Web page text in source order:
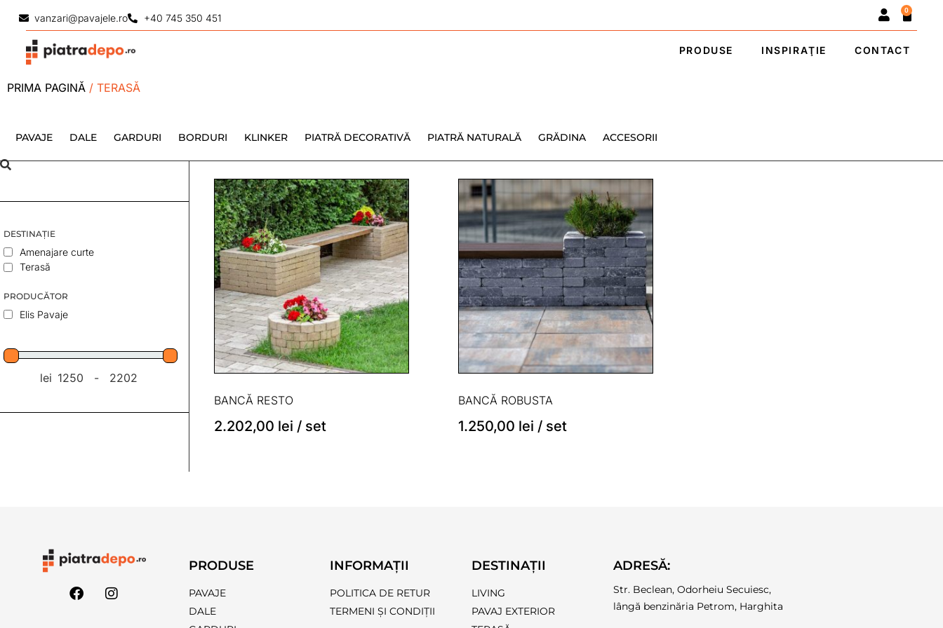
vanzari@pavajele.ro +40 745 350 451
0
PRODUSE INSPIRAŢIE CONTACT
PRIMA PAGINĂ / TERASĂ
PAVAJE DALE GARDURI BORDURI KLINKER PIATRĂ DECORATIVĂ PIATRĂ NATURALĂ GRĂDINA ACCESORII
DESTINAȚIE
Amenajare curte
Terasă
PRODUCĂTOR
Elis Pavaje
lei Preț minim
-
Preț maxim
BANCĂ RESTO
2.202,00 lei / set
BANCĂ ROBUSTA
1.250,00 lei / set
PRODUSE
PAVAJE
DALE
INFORMAȚII
POLITICA DE RETUR
TERMENI ȘI CONDIȚII
DESTINAȚII
LIVING
PAVAJ EXTERIOR
ADRESĂ:
Str. Beclean, Odorheiu Secuiesc,
lângă benzinăria Petrom, Harghita